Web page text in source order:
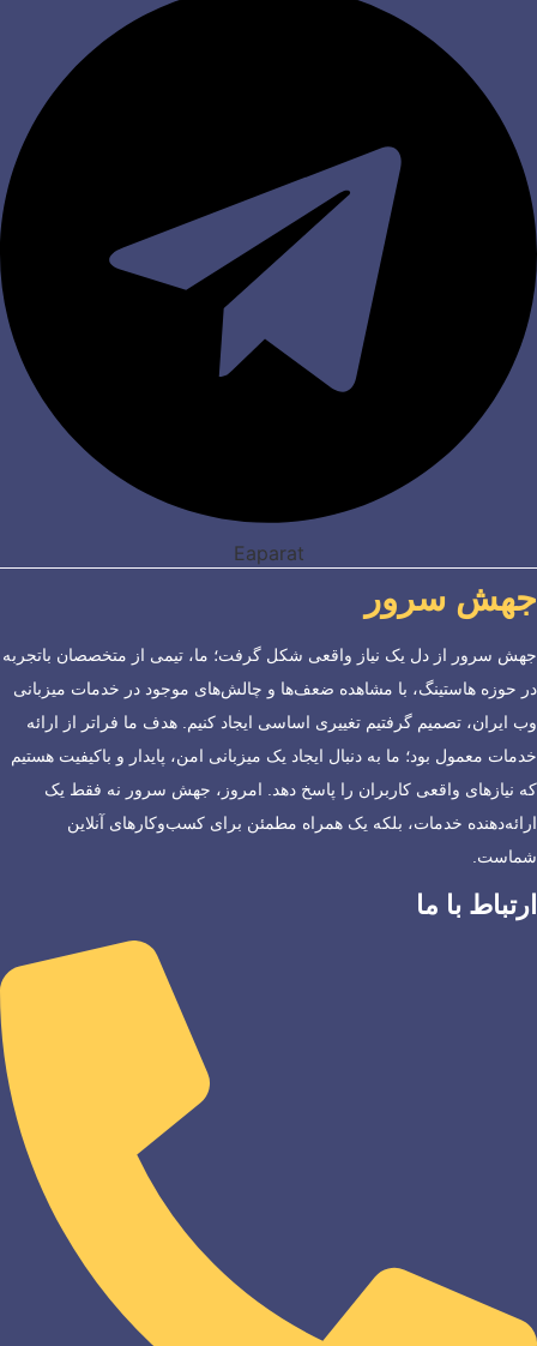
Eaparat
جهش سرور
جهش سرور از دل یک نیاز واقعی شکل گرفت؛ ما، تیمی از متخصصان باتجربه
در حوزه هاستینگ، با مشاهده ضعف‌ها و چالش‌های موجود در خدمات میزبانی
وب ایران، تصمیم گرفتیم تغییری اساسی ایجاد کنیم. هدف ما فراتر از ارائه
خدمات معمول بود؛ ما به دنبال ایجاد یک میزبانی امن، پایدار و باکیفیت هستیم
که نیازهای واقعی کاربران را پاسخ دهد. امروز، جهش سرور نه فقط یک
ارائه‌دهنده خدمات، بلکه یک همراه مطمئن برای کسب‌وکارهای آنلاین
شماست.
ارتباط با ما